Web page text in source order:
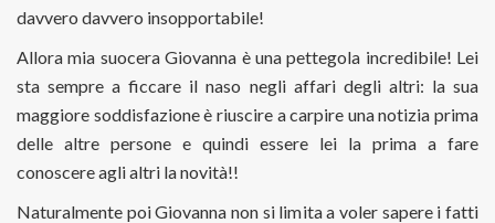
davvero davvero insopportabile!
Allora mia suocera Giovanna è una pettegola incredibile! Lei
sta sempre a ficcare il naso negli affari degli altri: la sua
maggiore soddisfazione è riuscire a carpire una notizia prima
delle altre persone e quindi essere lei la prima a fare
conoscere agli altri la novità!!
Naturalmente poi Giovanna non si limita a voler sapere i fatti